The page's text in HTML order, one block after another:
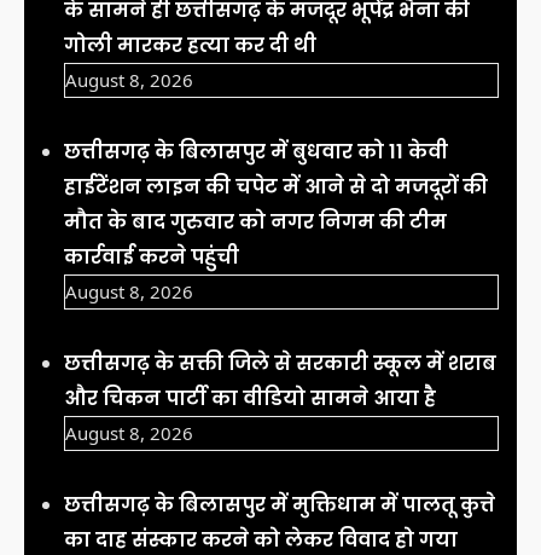
के सामने ही छत्तीसगढ़ के मजदूर भूपेंद्र भैना की
गोली मारकर हत्या कर दी थी
August 8, 2026
छत्तीसगढ़ के बिलासपुर में बुधवार को 11 केवी
हाईटेंशन लाइन की चपेट में आने से दो मजदूरों की
मौत के बाद गुरुवार को नगर निगम की टीम
कार्रवाई करने पहुंची
August 8, 2026
छत्तीसगढ़ के सक्ती जिले से सरकारी स्कूल में शराब
और चिकन पार्टी का वीडियो सामने आया है
August 8, 2026
छत्तीसगढ़ के बिलासपुर में मुक्तिधाम में पालतू कुत्ते
का दाह संस्कार करने को लेकर विवाद हो गया